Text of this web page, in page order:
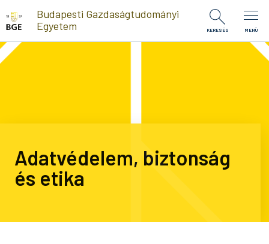
Ugrás a tartalomra
Budapesti Gazdaságtudományi
Egyetem
KERESÉS MENÜ
Adatvédelem, biztonság
és etika